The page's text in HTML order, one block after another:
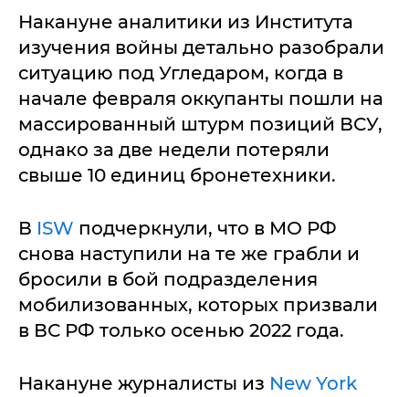
Накануне аналитики из Института
изучения войны детально разобрали
ситуацию под Угледаром, когда в
начале февраля оккупанты пошли на
массированный штурм позиций ВСУ,
однако за две недели потеряли
свыше 10 единиц бронетехники.
В ISW подчеркнули, что в МО РФ
снова наступили на те же грабли и
бросили в бой подразделения
мобилизованных, которых призвали
в ВС РФ только осенью 2022 года.
Накануне журналисты из New York